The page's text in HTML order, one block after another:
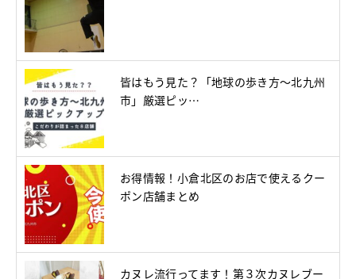
皆はもう見た？「地球の歩き方～北九州
市」厳選ピッ…
お得情報！小倉北区のお店で使えるクー
ポン店舗まとめ
カヌレ流行ってます！第３次カヌレブー